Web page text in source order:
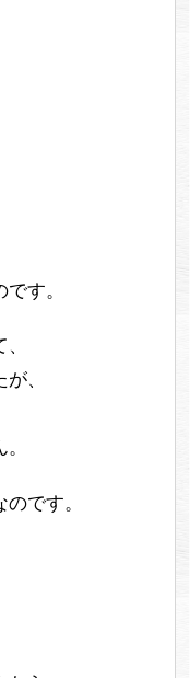
す。
、
です。